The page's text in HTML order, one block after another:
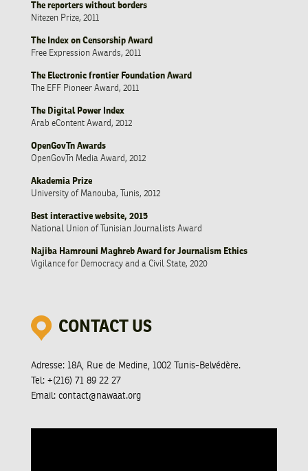
The reporters without borders
Nitezen Prize, 2011
The Index on Censorship Award
Free Expression Awards, 2011
The Electronic frontier Foundation Award
The EFF Pioneer Award, 2011
The Digital Power Index
Arab eContent Award, 2012
OpenGovTn Awards
OpenGovTn Media Award, 2012
Akademia Prize
University of Manouba, Tunis, 2012
Best interactive website, 2015
National Union of Tunisian Journalists Award
Najiba Hamrouni Maghreb Award for Journalism Ethics
Vigilance for Democracy and a Civil State, 2020
CONTACT US
Adresse: 18A, Rue de Medine, 1002 Tunis-Belvédère.
Tel: +(216) 71 89 22 27
Email: contact@nawaat.org